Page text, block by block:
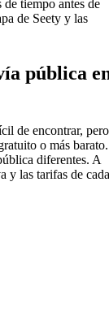
tiempo antes de
de Seety y las
pública
de encontrar, pero
o más barato.
diferentes. A
y las tarifas de cada